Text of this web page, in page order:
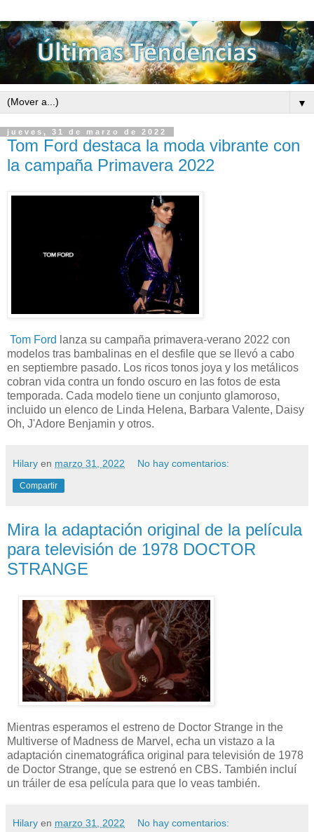
▼
jueves, 31 de marzo de 2022
Tom Ford destaca la moda vibrante con
la campaña Primavera 2022
Tom Ford lanza su campaña primavera-verano 2022 con
modelos tras bambalinas en el desfile que se llevó a cabo
en septiembre pasado. Los ricos tonos joya y los metálicos
cobran vida contra un fondo oscuro en las fotos de esta
temporada. Cada modelo tiene un conjunto glamoroso,
incluido un elenco de Linda Helena, Barbara Valente, Daisy
Oh, J'Adore Benjamin y otros.
Hilary en marzo 31, 2022 No hay comentarios:
Compartir
Mira la adaptación original de la película
para televisión de 1978 DOCTOR
STRANGE
Mientras esperamos el estreno de Doctor Strange in the
Multiverse of Madness de Marvel, echa un vistazo a la
adaptación cinematográfica original para televisión de 1978
de Doctor Strange, que se estrenó en CBS. También incluí
un tráiler de esa película para que lo veas también.
Hilary en marzo 31, 2022 No hay comentarios: